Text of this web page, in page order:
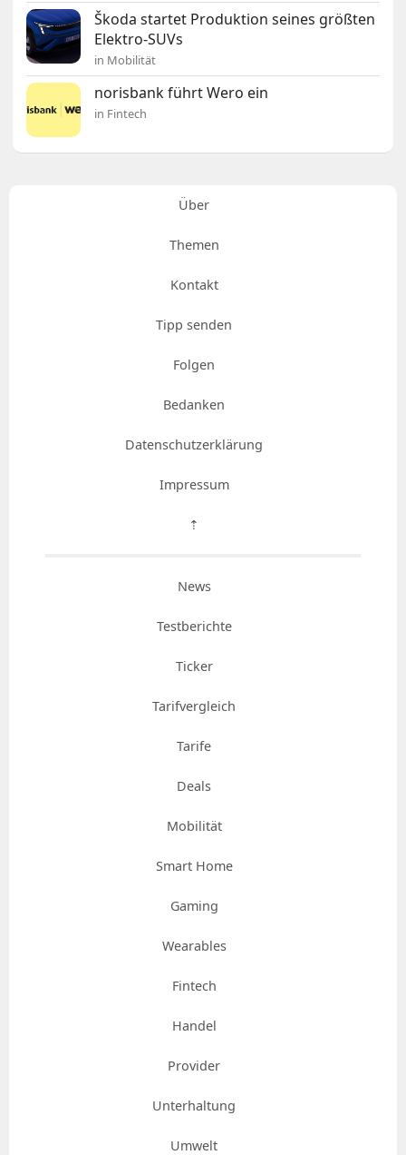
Škoda startet Produktion seines größten
Elektro-SUVs
in Mobilität
norisbank führt Wero ein
in Fintech
Über
Themen
Kontakt
Tipp senden
Folgen
Bedanken
Datenschutzerklärung
Impressum
⇡
News
Testberichte
Ticker
Tarifvergleich
Tarife
Deals
Mobilität
Smart Home
Gaming
Wearables
Fintech
Handel
Provider
Unterhaltung
Umwelt